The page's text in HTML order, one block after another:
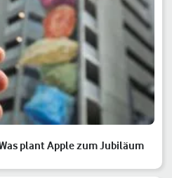
plant Apple zum Jubiläum